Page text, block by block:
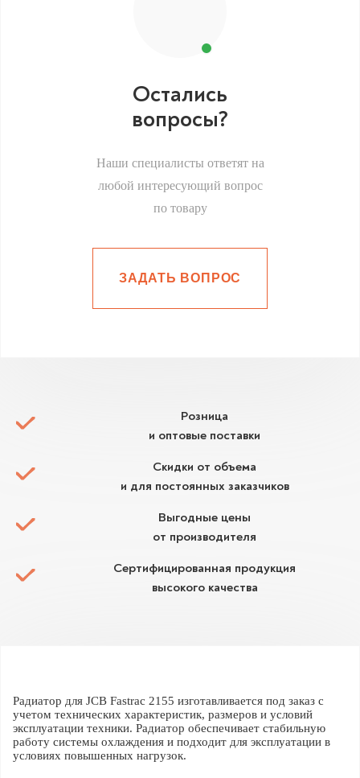
Остались
вопросы?
Наши специалисты ответят на
любой интересующий вопрос
по товару
ЗАДАТЬ ВОПРОС
Розница
и оптовые поставки
Скидки от объема
и для постоянных заказчиков
Выгодные цены
от производителя
Сертифицированная продукция
высокого качества
Радиатор для JCB Fastrac 2155 изготавливается под заказ с
учетом технических характеристик, размеров и условий
эксплуатации техники. Радиатор обеспечивает стабильную
работу системы охлаждения и подходит для эксплуатации в
условиях повышенных нагрузок.